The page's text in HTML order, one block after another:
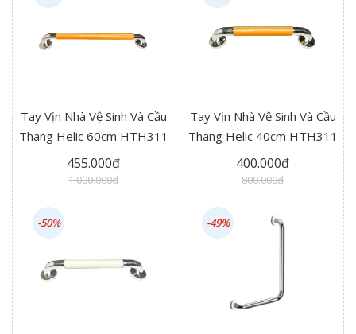
Tay Vịn Nhà Vệ Sinh Và Cầu
Thang Helic 60cm HTH311
455.000đ
1.000.000đ
Tay Vịn Nhà Vệ Sinh Và Cầu
Thang Helic 40cm HTH311
400.000đ
800.000đ
-50% -49%